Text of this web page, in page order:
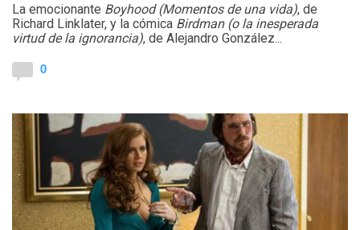
La emocionante Boyhood (Momentos de una vida), de
Richard Linklater, y la cómica Birdman (o la inesperada
virtud de la ignorancia), de Alejandro González...
0